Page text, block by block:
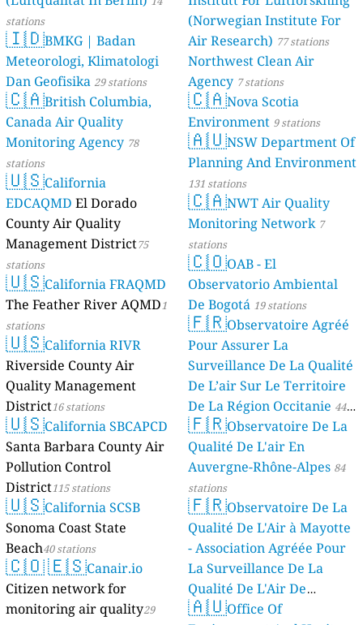
stations
🇮🇩BMKG | Badan
Meteorologi, Klimatologi
Dan Geofisika 29 stations
🇨🇦British Columbia,
Canada Air Quality
Monitoring Agency 78
stations
🇺🇸California
EDCAQMD El Dorado
County Air Quality
Management District75
stations
🇺🇸California FRAQMD
The Feather River AQMD1
stations
🇺🇸California RIVR
Riverside County Air
Quality Management
District16 stations
🇺🇸California SBCAPCD
Santa Barbara County Air
Pollution Control
District115 stations
🇺🇸California SCSB
Sonoma Coast State
Beach40 stations
🇨🇴🇪🇸Canair.io
Citizen network for
monitoring air quality29
(Norwegian Institute For
Air Research) 77 stations
Northwest Clean Air
Agency 7 stations
🇨🇦Nova Scotia
Environment 9 stations
🇦🇺NSW Department Of
Planning And Environment
131 stations
🇨🇦NWT Air Quality
Monitoring Network 7
stations
🇨🇴OAB - El
Observatorio Ambiental
De Bogotá 19 stations
🇫🇷Observatoire Agréé
Pour Assurer La
Surveillance De La Qualité
De L’air Sur Le Territoire
De La Région Occitanie 44
stations
🇫🇷Observatoire De La
Qualité De L'air En
Auvergne-Rhône-Alpes 84
stations
🇫🇷Observatoire De La
Qualité De L'Air à Mayotte
- Association Agréée Pour
La Surveillance De La
Qualité De L'Air De
Mayotte 4 stations
🇦🇺Office Of